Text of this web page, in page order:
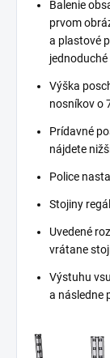
Balenie
prvom
a plastové
Výška
nosníkov o
Prídavné
nájdete
Police
Stojiny
Uvedené
vrátane
Výstuhu
a následne